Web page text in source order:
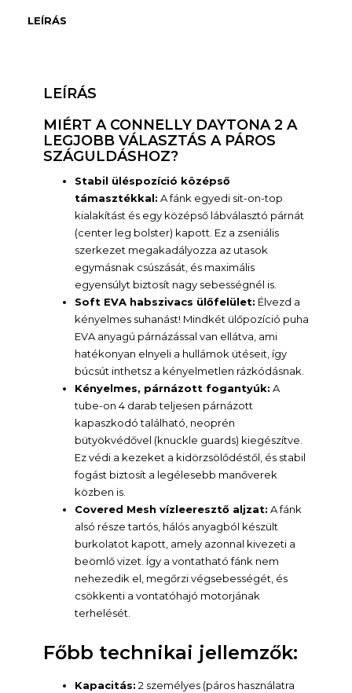
LEÍRÁS
LEÍRÁS
MIÉRT A CONNELLY DAYTONA 2 A
LEGJOBB VÁLASZTÁS A PÁROS
SZÁGULDÁSHOZ?
Stabil üléspozíció középső
támasztékkal: A fánk egyedi sit-on-top
kialakítást és egy középső lábválasztó párnát
(center leg bolster) kapott. Ez a zseniális
szerkezet megakadályozza az utasok
egymásnak csúszását, és maximális
egyensúlyt biztosít nagy sebességnél is.
Soft EVA habszivacs ülőfelület: Élvezd a
kényelmes suhanást! Mindkét ülőpozíció puha
EVA anyagú párnázással van ellátva, ami
hatékonyan elnyeli a hullámok ütéseit, így
búcsút inthetsz a kényelmetlen rázkódásnak.
Kényelmes, párnázott fogantyúk: A
tube-on 4 darab teljesen párnázott
kapaszkodó található, neoprén
bütyökvédővel (knuckle guards) kiegészítve.
Ez védi a kezeket a kidörzsölődéstől, és stabil
fogást biztosít a legélesebb manőverek
közben is.
Covered Mesh vízleeresztő aljzat: A fánk
alsó része tartós, hálós anyagból készült
burkolatot kapott, amely azonnal kivezeti a
beömlő vizet. Így a vontatható fánk nem
nehezedik el, megőrzi végsebességét, és
csökkenti a vontatóhajó motorjának
terhelését.
Főbb technikai jellemzők:
Kapacitás: 2 személyes (páros használatra